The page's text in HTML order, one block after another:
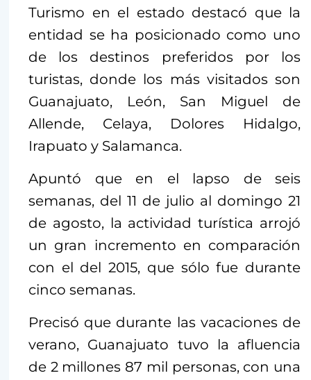
Turismo en el estado destacó que la
entidad se ha posicionado como uno
de los destinos preferidos por los
turistas, donde los más visitados son
Guanajuato, León, San Miguel de
Allende, Celaya, Dolores Hidalgo,
Irapuato y Salamanca.
Apuntó que en el lapso de seis
semanas, del 11 de julio al domingo 21
de agosto, la actividad turística arrojó
un gran incremento en comparación
con el del 2015, que sólo fue durante
cinco semanas.
Precisó que durante las vacaciones de
verano, Guanajuato tuvo la afluencia
de 2 millones 87 mil personas, con una